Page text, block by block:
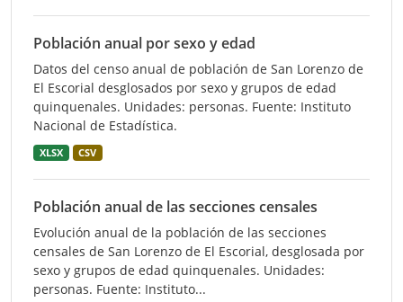
Población anual por sexo y edad
Datos del censo anual de población de San Lorenzo de
El Escorial desglosados por sexo y grupos de edad
quinquenales. Unidades: personas. Fuente: Instituto
Nacional de Estadística.
XLSX CSV
Población anual de las secciones censales
Evolución anual de la población de las secciones
censales de San Lorenzo de El Escorial, desglosada por
sexo y grupos de edad quinquenales. Unidades:
personas. Fuente: Instituto...